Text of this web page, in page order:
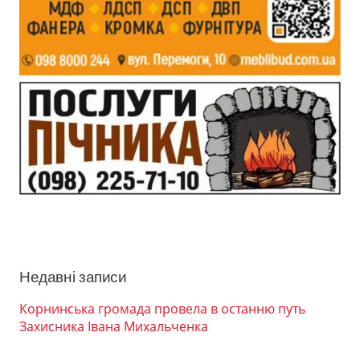
Недавні записи
Корнинська громада провела в останню путь
Захисника Івана Михальченка